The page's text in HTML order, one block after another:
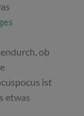
ob
ist
etwas